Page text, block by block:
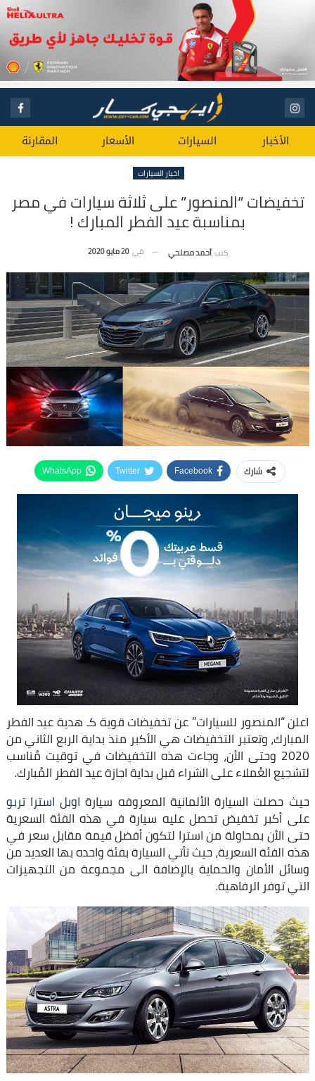
الأخبار السيارات الأسعار المقارنة
اخبار السيارات
تخفيضات “المنصور” على ثلاثة سيارات في مصر
بمناسبة عيد الفطر المبارك !
كتب أحمد مصلحي في 20 مايو 2020
شارك Facebook
Twitter
WhatsApp
اعلن “المنصور للسيارات” عن تخفيضات قوية كـ هدية عيد الفطر
المبارك، وتعتبر التخفيضات هي الأكبر منذ بداية الربع الثاني من
2020 وحتى الأن، وجاءت هذه التخفيضات في توقيت مُناسب
لتشجيع العُملاء على الشراء قبل بداية اجازة عيد الفطر المُبارك.
حيث حصلت السيارة الألمانية المعروفه سيارة اوبل استرا تربو
على أكبر تخفيض تحصل عليه سيارة في هذه الفئة السعرية
حتى الأن بمحاولة من استرا لتكون أفضل قيمة مقابل سعر في
هذه الفئة السعرية، حيث تأتي السيارة بفئة واحده بها العديد من
وسائل الأمان والحماية بالإضافة الى مجموعة من التجهيزات
التي توفر الرفاهية.